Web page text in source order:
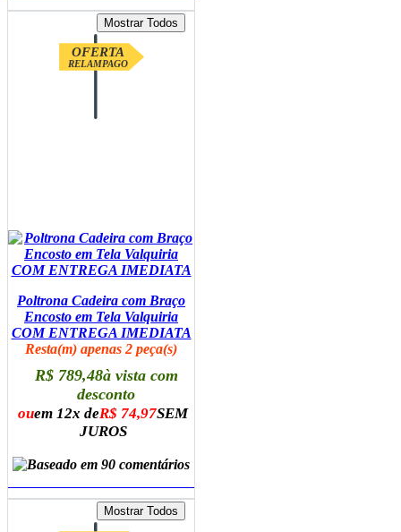
OFERTA
RELAMPAGO
Poltrona Cadeira com Braço
Encosto em Tela Valquiria
COM ENTREGA IMEDIATA
Resta(m) apenas 2 peça(s)
R$ 789,48à vista com
desconto
ouem 12x deR$ 74,97SEM
JUROS